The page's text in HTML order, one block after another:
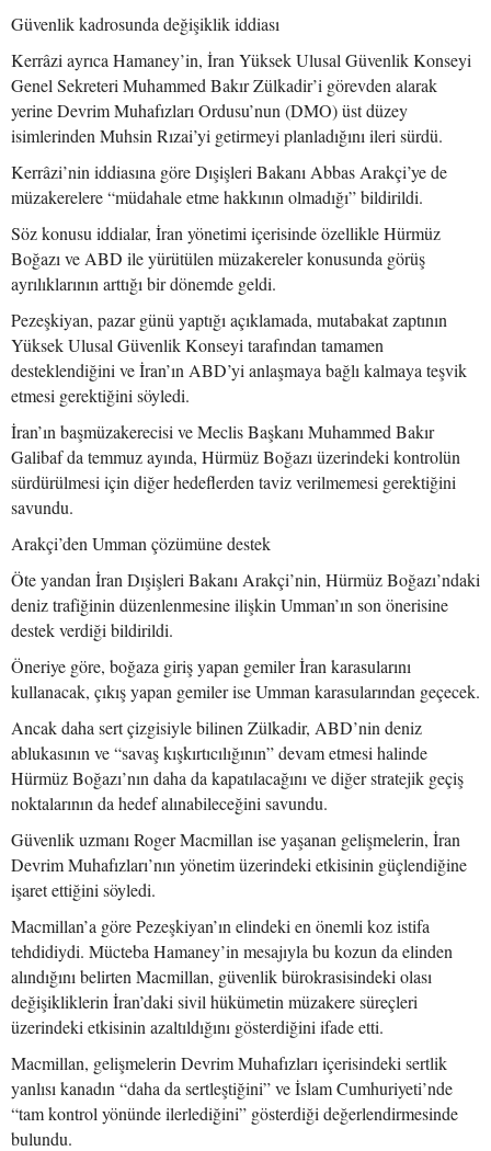
Güvenlik kadrosunda değişiklik iddiası
Kerrâzi ayrıca Hamaney’in, İran Yüksek Ulusal Güvenlik Konseyi
Genel Sekreteri Muhammed Bakır Zülkadir’i görevden alarak
yerine Devrim Muhafızları Ordusu’nun (DMO) üst düzey
isimlerinden Muhsin Rızai’yi getirmeyi planladığını ileri sürdü.
Kerrâzi’nin iddiasına göre Dışişleri Bakanı Abbas Arakçi’ye de
müzakerelere “müdahale etme hakkının olmadığı” bildirildi.
Söz konusu iddialar, İran yönetimi içerisinde özellikle Hürmüz
Boğazı ve ABD ile yürütülen müzakereler konusunda görüş
ayrılıklarının arttığı bir dönemde geldi.
Pezeşkiyan, pazar günü yaptığı açıklamada, mutabakat zaptının
Yüksek Ulusal Güvenlik Konseyi tarafından tamamen
desteklendiğini ve İran’ın ABD’yi anlaşmaya bağlı kalmaya teşvik
etmesi gerektiğini söyledi.
İran’ın başmüzakerecisi ve Meclis Başkanı Muhammed Bakır
Galibaf da temmuz ayında, Hürmüz Boğazı üzerindeki kontrolün
sürdürülmesi için diğer hedeflerden taviz verilmemesi gerektiğini
savundu.
Arakçi’den Umman çözümüne destek
Öte yandan İran Dışişleri Bakanı Arakçi’nin, Hürmüz Boğazı’ndaki
deniz trafiğinin düzenlenmesine ilişkin Umman’ın son önerisine
destek verdiği bildirildi.
Öneriye göre, boğaza giriş yapan gemiler İran karasularını
kullanacak, çıkış yapan gemiler ise Umman karasularından geçecek.
Ancak daha sert çizgisiyle bilinen Zülkadir, ABD’nin deniz
ablukasının ve “savaş kışkırtıcılığının” devam etmesi halinde
Hürmüz Boğazı’nın daha da kapatılacağını ve diğer stratejik geçiş
noktalarının da hedef alınabileceğini savundu.
Güvenlik uzmanı Roger Macmillan ise yaşanan gelişmelerin, İran
Devrim Muhafızları’nın yönetim üzerindeki etkisinin güçlendiğine
işaret ettiğini söyledi.
Macmillan’a göre Pezeşkiyan’ın elindeki en önemli koz istifa
tehdidiydi. Mücteba Hamaney’in mesajıyla bu kozun da elinden
alındığını belirten Macmillan, güvenlik bürokrasisindeki olası
değişikliklerin İran’daki sivil hükümetin müzakere süreçleri
üzerindeki etkisinin azaltıldığını gösterdiğini ifade etti.
Macmillan, gelişmelerin Devrim Muhafızları içerisindeki sertlik
yanlısı kanadın “daha da sertleştiğini” ve İslam Cumhuriyeti’nde
“tam kontrol yönünde ilerlediğini” gösterdiği değerlendirmesinde
bulundu.